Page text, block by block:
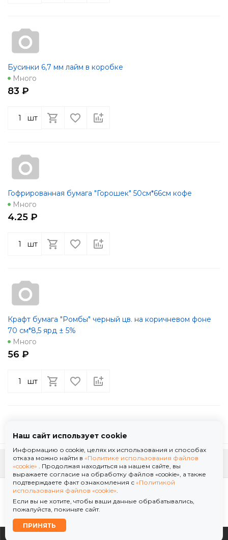
Бусинки 6,7 мм лайм в коробке
Много
83 ₽
шт
Гофрированная бумага "Горошек" 50см*66см кофе
Много
4.25 ₽
шт
Крафт бумага "Ромбы" черный цв. на коричневом фоне
70 см*8,5 ярд ± 5%
Много
56 ₽
шт
К началу страницы
© 2026 ООО "Флор Мануфактура" .Все права защищены. Информация сайта защищена
Политика обработки персональных данных
Политика использования файлов «cookie»
Наш сайт использует cookie
Информацию о cookie, целях их использования и способах
отказа можно найти в «Политике использования файлов
«cookie» . Продолжая находиться на нашем сайте, вы
выражаете согласие на обработку файлов «cookie», а также
подтверждаете факт ознакомления с «Политикой
использования файлов «cookie».
Если вы не хотите, чтобы ваши данные обрабатывались,
пожалуйста, покиньте сайт.
ПРИНЯТЬ